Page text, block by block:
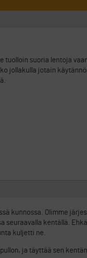
tuolloin suoria lentoja
jollakulla jotain
kunnossa. Olimme
kentällä.
kuljetti ne.
ja täyttää sen